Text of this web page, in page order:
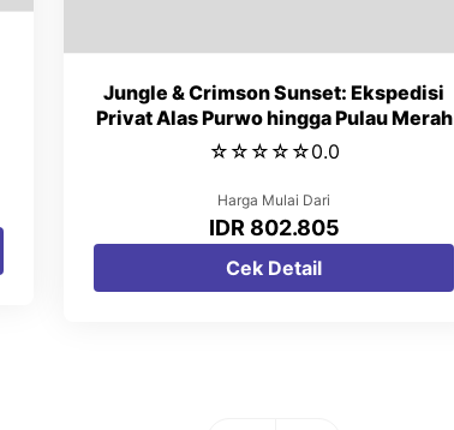
Jungle & Crimson Sunset: Ekspedisi
Privat Alas Purwo hingga Pulau Merah
☆ ☆ ☆ ☆ ☆0.0
Harga Mulai Dari
IDR 802.805
Cek Detail